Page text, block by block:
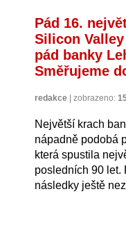
Pád 16.
Silicon
pád banky
Směřujeme
redakce zobrazeno:
Největší krach
nápadně podobá
která spustila
posledních 90 let.
následky ještě